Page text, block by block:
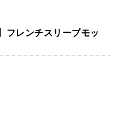
レンチスリーブモッ